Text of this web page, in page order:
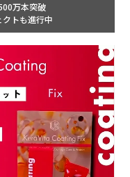
万本突破
トも進行中